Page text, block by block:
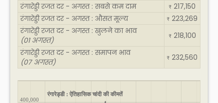
रंगारेड्डी रजत दर - अगस्त : सबसे कम दाम
₹ 217,150
रंगारेड्डी रजत दर - अगस्त : औसत मूल्य
₹ 223,269
रंगारेड्डी रजत दर - अगस्त : खुलने का भाव
(01 अगस्त)
₹ 218,100
रंगारेड्डी रजत दर - अगस्त : समापन भाव
(07 अगस्त)
₹ 232,560
रंगारेड्डी : ऐतिहासिक चांदी की कीमतें
400,000